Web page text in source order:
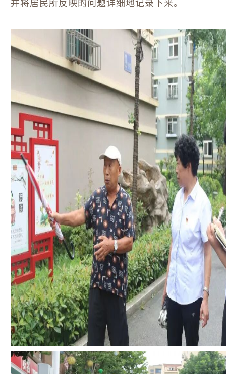
并将居民所反映的问题详细地记录下来。